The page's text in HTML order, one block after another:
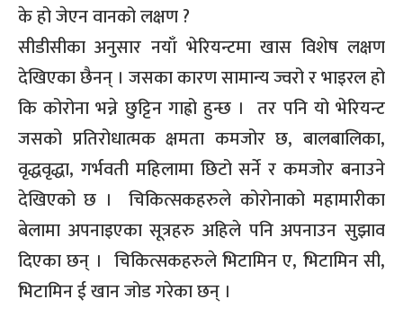
के हो जेएन वानको लक्षण ?
सीडीसीका अनुसार नयाँ भेरियन्टमा खास विशेष लक्षण
देखिएका छैनन् । जसका कारण सामान्य ज्वरो र भाइरल हो
कि कोरोना भन्ने छुट्टिन गाह्रो हुन्छ । तर पनि यो भेरियन्ट
जसको प्रतिरोधात्मक क्षमता कमजोर छ, बालबालिका,
वृद्धवृद्धा, गर्भवती महिलामा छिटो सर्ने र कमजोर बनाउने
देखिएको छ । चिकित्सकहरुले कोरोनाको महामारीका
बेलामा अपनाइएका सूत्रहरु अहिले पनि अपनाउन सुझाव
दिएका छन् । चिकित्सकहरुले भिटामिन ए, भिटामिन सी,
भिटामिन ई खान जोड गरेका छन् ।